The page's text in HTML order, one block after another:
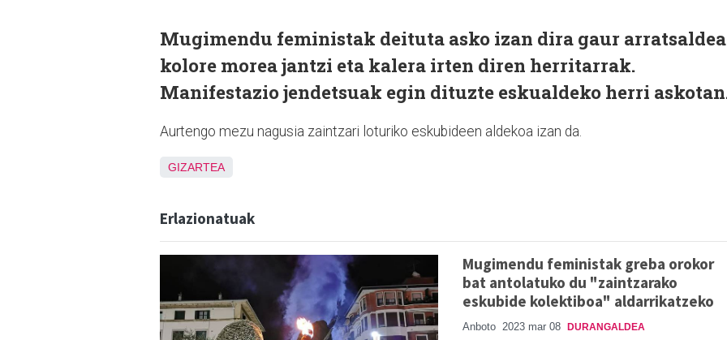
Mugimendu feministak deituta asko izan dira gaur
kolore morea jantzi eta kalera irten diren herritarrak.
Manifestazio jendetsuak egin dituzte eskualdeko herri
Aurtengo mezu nagusia zaintzari loturiko eskubideen aldekoa izan da.
GIZARTEA
Erlazionatuak
Mugimendu feministak greba orokor
bat antolatuko du "zaintzarako
eskubide kolektiboa" aldarrikatzeko
Anboto 2023 mar 08 DURANGALDEA